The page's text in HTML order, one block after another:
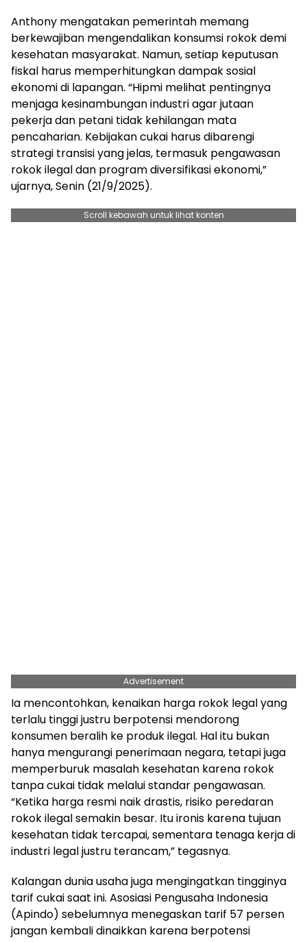
Anthony mengatakan pemerintah memang
berkewajiban mengendalikan konsumsi rokok demi
kesehatan masyarakat. Namun, setiap keputusan
fiskal harus memperhitungkan dampak sosial
ekonomi di lapangan. “Hipmi melihat pentingnya
menjaga kesinambungan industri agar jutaan
pekerja dan petani tidak kehilangan mata
pencaharian. Kebijakan cukai harus dibarengi
strategi transisi yang jelas, termasuk pengawasan
rokok ilegal dan program diversifikasi ekonomi,”
ujarnya, Senin (21/9/2025).
Scroll kebawah untuk lihat konten
Advertisement
Ia mencontohkan, kenaikan harga rokok legal yang
terlalu tinggi justru berpotensi mendorong
konsumen beralih ke produk ilegal. Hal itu bukan
hanya mengurangi penerimaan negara, tetapi juga
memperburuk masalah kesehatan karena rokok
tanpa cukai tidak melalui standar pengawasan.
“Ketika harga resmi naik drastis, risiko peredaran
rokok ilegal semakin besar. Itu ironis karena tujuan
kesehatan tidak tercapai, sementara tenaga kerja di
industri legal justru terancam,” tegasnya.
Kalangan dunia usaha juga mengingatkan tingginya
tarif cukai saat ini. Asosiasi Pengusaha Indonesia
(Apindo) sebelumnya menegaskan tarif 57 persen
jangan kembali dinaikkan karena berpotensi